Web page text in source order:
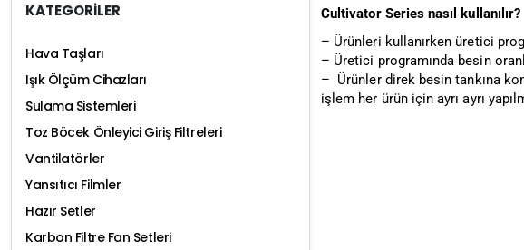
Cultivator Series nasıl kullanılır?
– Ürünleri kullanırken üretici
– Üretici programında besin
– Ürünler direk besin tankına
işlem her ürün için ayrı ayrı
KATEGORİLER
Hava Taşları
Işık Ölçüm Cihazları
Sulama Sistemleri
Toz Böcek Önleyici Giriş Filtreleri
Vantilatörler
Yansıtıcı Filmler
Hazır Setler
Karbon Filtre Fan Setleri